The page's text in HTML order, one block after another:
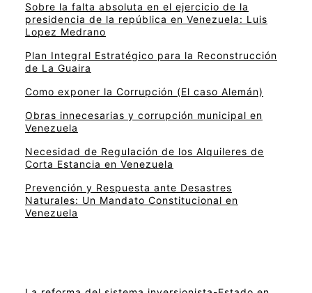
Sobre la falta absoluta en el ejercicio de la
presidencia de la república en Venezuela: Luis
Lopez Medrano
Plan Integral Estratégico para la Reconstrucción
de La Guaira
Como exponer la Corrupción (El caso Alemán)
Obras innecesarias y corrupción municipal en
Venezuela
Necesidad de Regulación de los Alquileres de
Corta Estancia en Venezuela
Prevención y Respuesta ante Desastres
Naturales: Un Mandato Constitucional en
Venezuela